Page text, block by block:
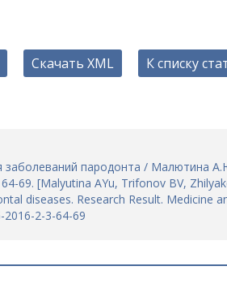
Скачать XML К списку
заболеваний пародонта / Малютина
69. [Malyutina AYu, Trifonov BV,
diseases. Research Result. Medicine
2016-2-3-64-69